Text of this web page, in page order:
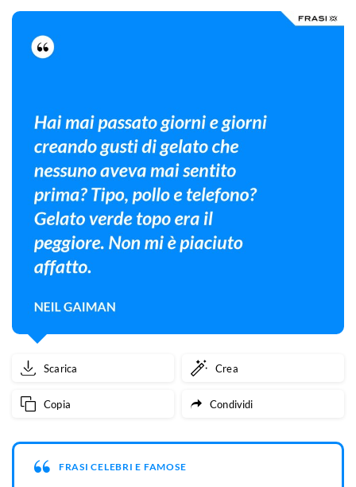
Scarica Crea
Copia Condividi
FRASI CELEBRI E FAMOSE